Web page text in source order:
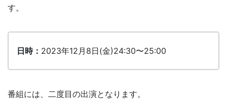
す。
日時： 2023年12月8日(金)24:30〜25:00
番組には、二度目の出演となります。